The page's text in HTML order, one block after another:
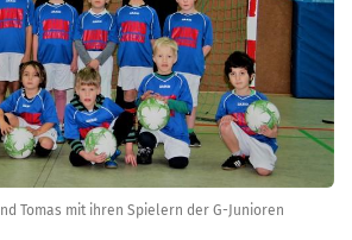
Tomas mit ihren Spielern der G-Junioren